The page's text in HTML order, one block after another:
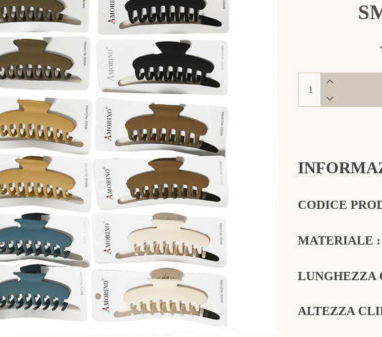
CODICE
MATERIALE
LUNGHEZZA
ALTEZZA